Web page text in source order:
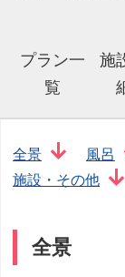
プラン一
覧
施
全景 風呂
施設・その他
全景